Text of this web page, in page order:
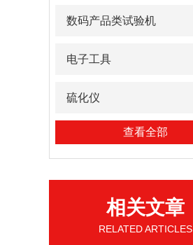
数码产品类试验机
电子工具
硫化仪
查看全部
相关文章
RELATED ARTICLES